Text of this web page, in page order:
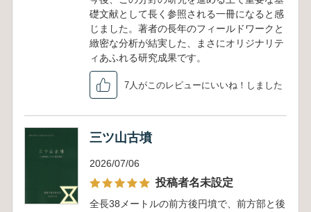
礎文献として長く参照される一冊になると感
じました。著者の長年のフィールドワークと
緻密な分析が結実した、まさにオリジナリテ
ィあふれる研究成果です。
7人がこのレビューにいいね！しました
三ツ山古墳
2026/07/06
投稿者名未設定
全長38メートルの前方後円墳で、前方部と後